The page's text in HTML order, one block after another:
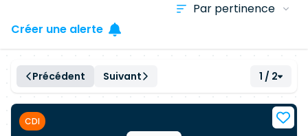
Créer une alerte
Précédent Suivant 1 / 2
CDI